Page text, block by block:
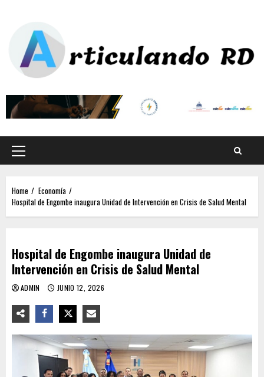
Home
Economía
Hospital de Engombe inaugura Unidad de Intervención en Crisis de Salud Mental
Hospital de Engombe inaugura Unidad de
Intervención en Crisis de Salud Mental
ADMIN JUNIO 12, 2026